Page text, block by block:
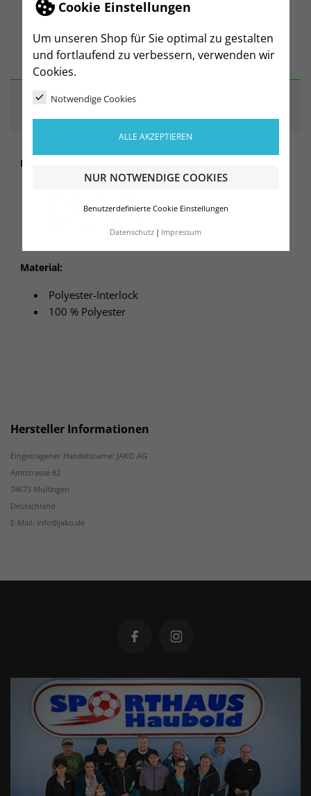
Cookie Einstellungen
Um unseren Shop für Sie optimal zu gestalten
und fortlaufend zu verbessern, verwenden wir
Cookies.
Notwendige Cookies
ALLE AKZEPTIEREN
NUR NOTWENDIGE COOKIES
Benutzerdefinierte Cookie Einstellungen
Datenschutz Impressum
BESCHREIBUNG
ARTIKELDETAILS
Produktdetails:
Rundhals-Rippkragen
Material:
Polyester-Interlock
100 % Polyester
Hersteller Informationen
Eingetragener Handelsname: JAKO AG
Amtstrasse 82
74673 Mulfingen
Deutschland
E-Mail: info@jako.de